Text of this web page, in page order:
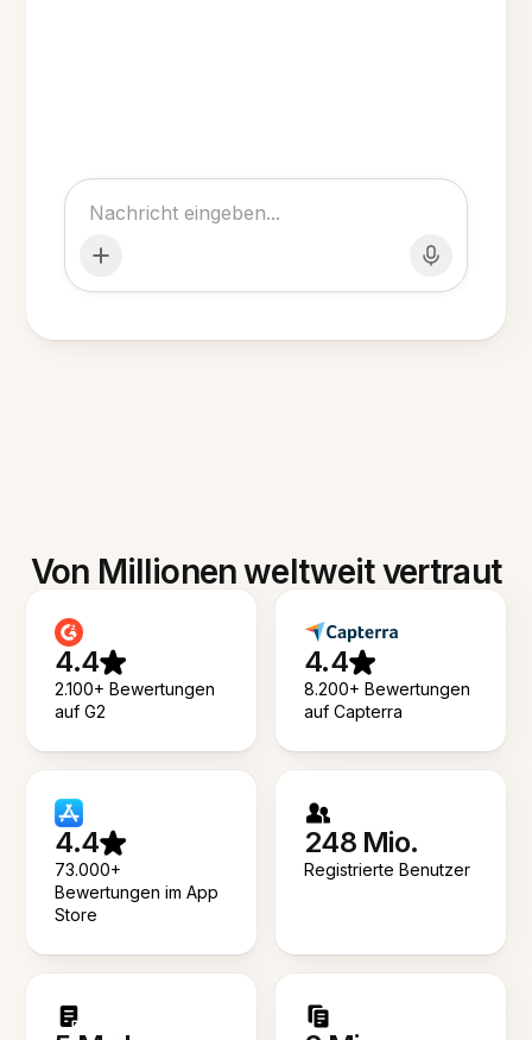
Von Millionen weltweit vertraut
4.4
2.100+ Bewertungen
auf G2
4.4
8.200+ Bewertungen
auf Capterra
4.4
73.000+
Bewertungen im App
Store
248 Mio.
Registrierte Benutzer